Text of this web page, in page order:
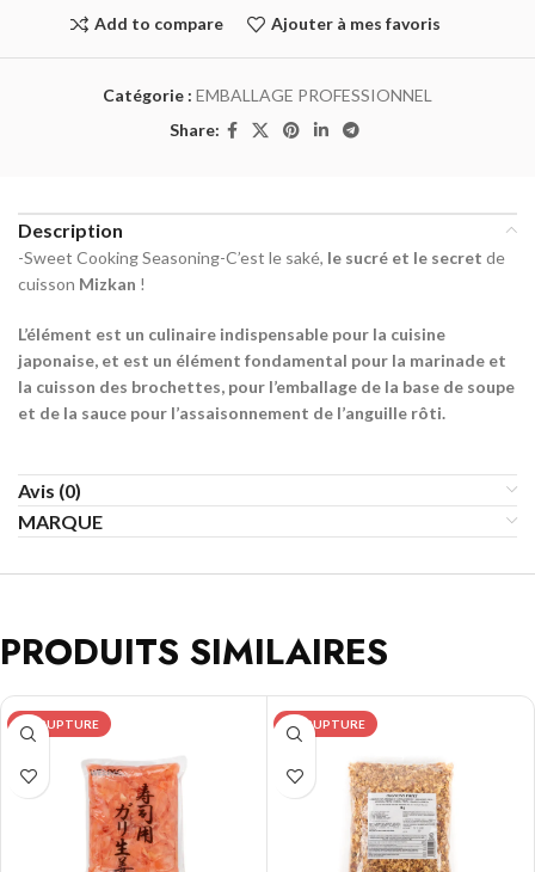
Add to compare Ajouter à mes favoris
Catégorie : EMBALLAGE PROFESSIONNEL
Share:
Description
-Sweet Cooking Seasoning-C’est le saké, le sucré et le secret de
cuisson Mizkan !
L’élément est un culinaire indispensable pour la cuisine
japonaise, et est un élément fondamental pour la marinade et
la cuisson des brochettes, pour l’emballage de la base de soupe
et de la sauce pour l’assaisonnement de l’anguille rôti.
Avis (0)
MARQUE
PRODUITS SIMILAIRES
EN RUPTURE EN RUPTURE